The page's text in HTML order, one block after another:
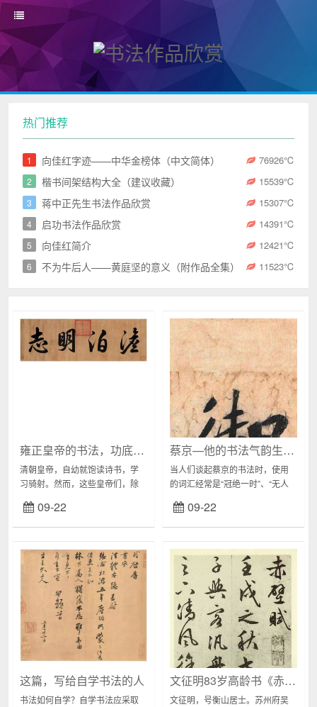
热门推荐
76926℃
1 向佳红字迹——中华金榜体（中文简体）
15539℃
2 楷书间架结构大全（建议收藏）
15307℃
3 蒋中正先生书法作品欣赏
14391℃
4 启功书法作品欣赏
12421℃
5 向佳红简介
11523℃
6 不为牛后人——黄庭坚的意义（附作品全集）
雍正皇帝的书法，功底深厚
清朝皇帝，自幼就饱读诗书，学
习骑射。然而，这些皇帝们，除
分具有才能，更是喜欢琴棋书
画，尤其对书法十分擅长。雍正
09-22
蔡京—他的书法气韵生动、痛快沉着，连米芾都自愧不如！
当人们谈起蔡京的书法时，使用
的词汇经常是“冠绝一时”、“无人
经表示，自己的书法不如蔡京。
讲到这里，还要提起当时的一件
09-22
这篇，写给自学书法的人
书法如何自学？自学书法应采取
文征明83岁高龄书《赤壁赋》
文征明，号衡山居士。苏州府吴